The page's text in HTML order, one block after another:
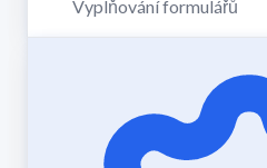
Vyplňování formulářů